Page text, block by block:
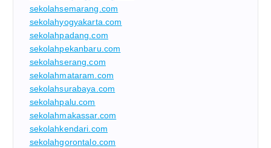
sekolahsemarang.com
sekolahyogyakarta.com
sekolahpadang.com
sekolahpekanbaru.com
sekolahserang.com
sekolahmataram.com
sekolahsurabaya.com
sekolahpalu.com
sekolahmakassar.com
sekolahkendari.com
sekolahgorontalo.com